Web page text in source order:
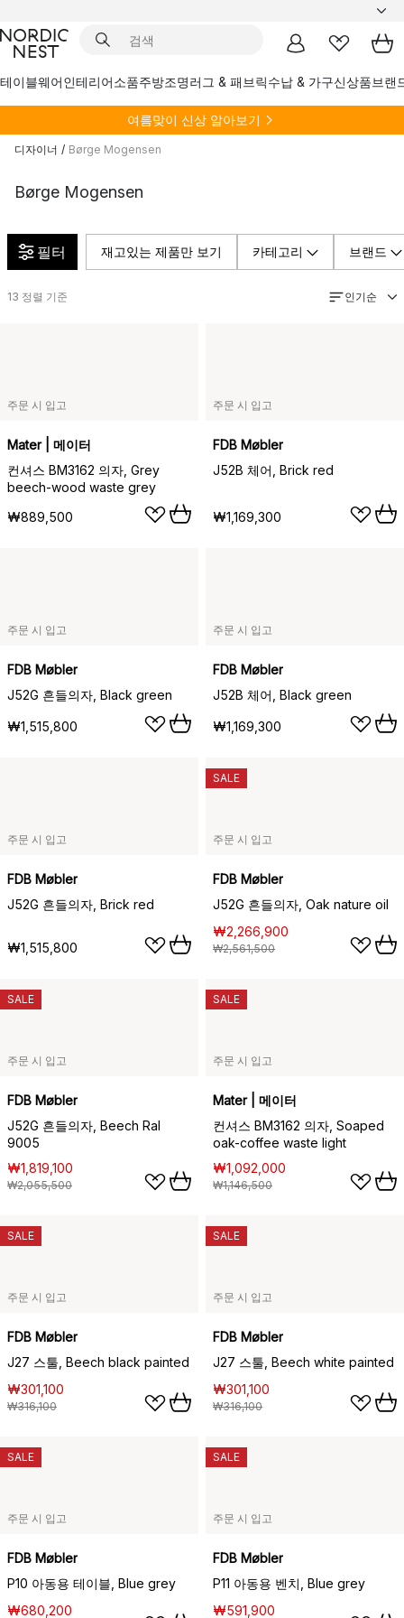
테이블웨어인테리어소품주방조명러그 & 패브릭수납 & 가구신상품브랜
여름맞이 신상 알아보기
디자이너 / Børge Mogensen
Børge Mogensen
필터 재고있는 제품만 보기 카테고리 브랜드
13 정렬 기준 인기순
주문 시 입고
Mater | 메이터
컨셔스 BM3162 의자, Grey
beech-wood waste grey
₩889,500
주문 시 입고
FDB Møbler
J52B 체어, Brick red
₩1,169,300
주문 시 입고
FDB Møbler
J52G 흔들의자, Black green
₩1,515,800
주문 시 입고
FDB Møbler
J52B 체어, Black green
₩1,169,300
주문 시 입고
FDB Møbler
J52G 흔들의자, Brick red
₩1,515,800
주문 시 입고
FDB Møbler
J52G 흔들의자, Oak nature oil
₩2,266,900
₩2,561,500
SALE
주문 시 입고
FDB Møbler
J52G 흔들의자, Beech Ral
9005
₩1,819,100
₩2,055,500
SALE
주문 시 입고
Mater | 메이터
컨셔스 BM3162 의자, Soaped
oak-coffee waste light
₩1,092,000
₩1,146,500
SALE
주문 시 입고
FDB Møbler
J27 스툴, Beech black painted
₩301,100
₩316,100
SALE
주문 시 입고
FDB Møbler
J27 스툴, Beech white painted
₩301,100
₩316,100
SALE
주문 시 입고
FDB Møbler
P10 아동용 테이블, Blue grey
₩680,200
SALE
주문 시 입고
FDB Møbler
P11 아동용 벤치, Blue grey
₩591,900
SALE